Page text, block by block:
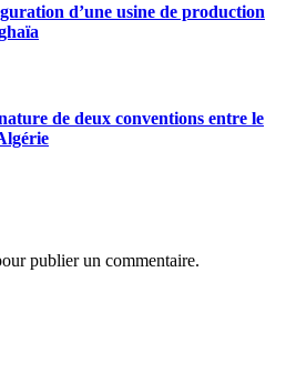
d’une usine de production
de deux conventions entre le
publier un commentaire.